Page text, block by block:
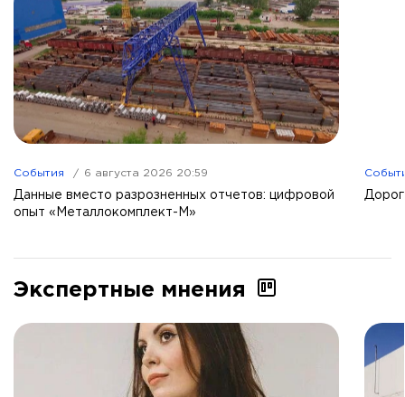
События 6 августа 2026 20:59
Данные вместо разрозненных отчетов: цифровой
опыт «Металлокомплект-М»
Экспертные мнения